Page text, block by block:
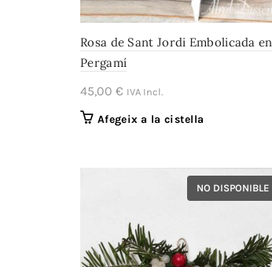
Rosa de Sant Jordi Embolicada en
Pergamí
45,00 € IVA Incl.
Afegeix a la cistella
NO DISPONIBLE